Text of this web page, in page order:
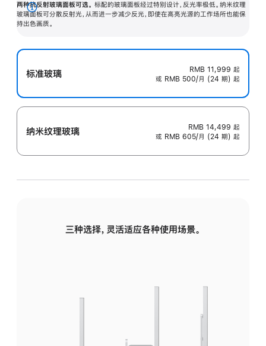
两种抗反射玻璃面板可选。 标配的玻璃面板经过特别设计，反光率极低。纳米纹理
玻璃面板可分散反射光，从而进一步减少反光，即使在高亮光源的工作场所也能保
持出色画质。
展
开
标准玻璃 RMB 11,999 起
或 RMB 500/月 (24 期) 起
纳米纹理玻璃 RMB 14,499 起
或 RMB 605/月 (24 期) 起
三种选择，灵活适应各种使用场景。